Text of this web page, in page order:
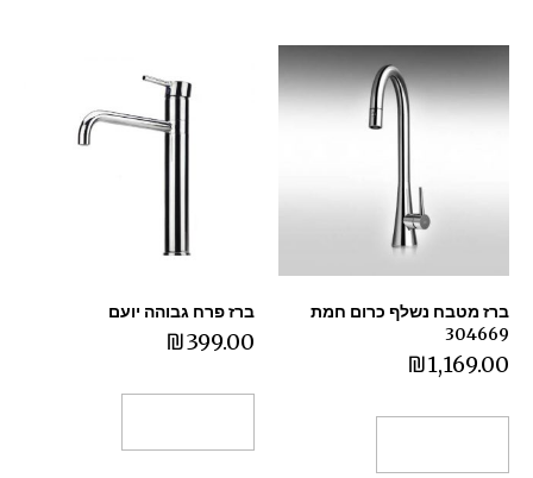
ברז מטבח נשלף כרום חמת
304669
₪1,169.00
ברז פרח גבוהה יועם
₪399.00